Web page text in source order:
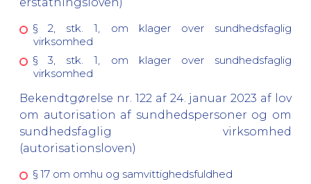
§ 2, stk. 1, om klager over sundhedsfaglig
virksomhed
§ 3, stk. 1, om klager over sundhedsfaglig
virksomhed
Bekendtgørelse nr. 122 af 24. januar 2023 af lov
om autorisation af sundhedspersoner og om
sundhedsfaglig virksomhed
(autorisationsloven)
§ 17 om omhu og samvittighedsfuldhed